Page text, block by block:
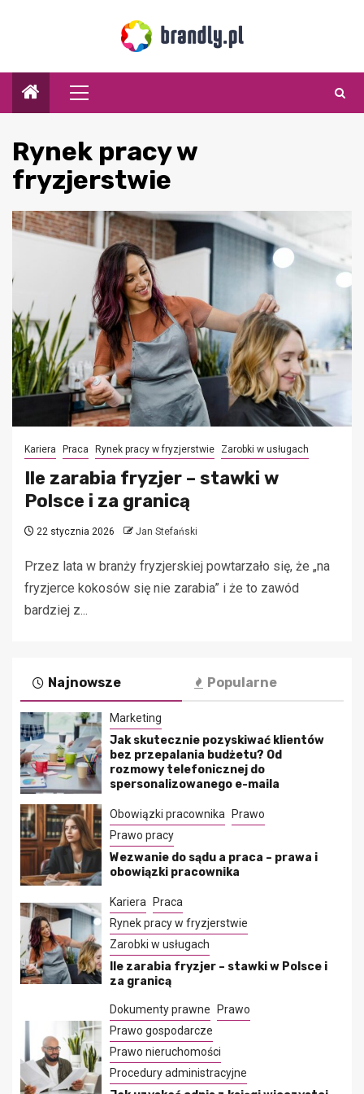
Menu
główne
Rynek pracy w
fryzjerstwie
Kariera Praca Rynek pracy w fryzjerstwie Zarobki w usługach
Ile zarabia fryzjer – stawki w
Polsce i za granicą
22 stycznia 2026 Jan Stefański
Przez lata w branży fryzjerskiej powtarzało się, że „na
fryzjerce kokosów się nie zarabia” i że to zawód
bardziej z...
Najnowsze Popularne
Marketing
Jak skutecznie pozyskiwać klientów
bez przepalania budżetu? Od
rozmowy telefonicznej do
spersonalizowanego e-maila
Obowiązki pracownika
Prawo
Prawo pracy
Wezwanie do sądu a praca – prawa i
obowiązki pracownika
Kariera
Praca
Rynek pracy w fryzjerstwie
Zarobki w usługach
Ile zarabia fryzjer – stawki w Polsce i
za granicą
Dokumenty prawne
Prawo
Prawo gospodarcze
Prawo nieruchomości
Procedury administracyjne